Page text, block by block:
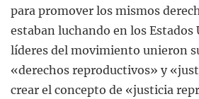
para promover los mismos
estaban luchando en los Estados
líderes del movimiento unieron
«derechos reproductivos» y
crear el concepto de «justicia